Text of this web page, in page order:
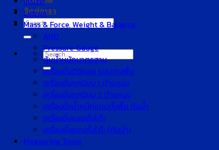
ติดต่อเรา
Search
for:
Search
for:
Lutron
Mass & Force, Weight & Balance
AND
Pressure Gauge
ตุ้มน้ำหนักมาตรฐาน
เครื่องชั่งดิจิตอล แบบวางพื้น
เครื่องชั่งทศนิยม 1 ตำแหน่ง
เครื่องชั่งทศนิยม 2 ตำแหน่ง
เครื่องชั่งน้ำหนักแบบตั้งพื้น กันน้ำ
เครื่องชั่งแบบตั้งโต๊ะ
เครื่องชั่งแบบตั้งโต๊ะ (กันน้ำ)
Measuring Tools